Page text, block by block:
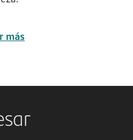
más